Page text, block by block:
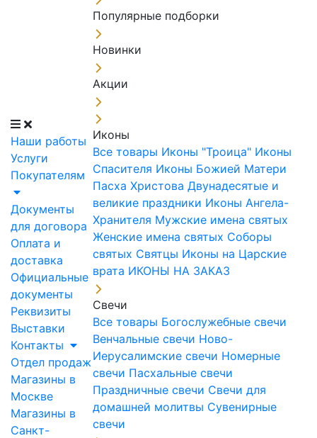
Наши работы
Услуги
Покупателям
Документы
для договора
Оплата и
доставка
Официальные
документы
Реквизиты
Выставки
Контакты
Отдел продаж
Магазины в
Москве
Магазины в
Санкт-
Популярные подборки
Новинки
Акции
Иконы
Все товары Иконы "Троица" Иконы
Спасителя Иконы Божией Матери
Пасха Христова Двунадесятые и
великие праздники Иконы Ангела-
Хранителя Мужские имена святых
Женские имена святых Соборы
святых Святцы Иконы на Царские
врата ИКОНЫ НА ЗАКАЗ
Свечи
Все товары Богослужебные свечи
Венчальные свечи Ново-
Иерусалимские свечи Номерные
свечи Пасхальные свечи
Праздничные свечи Свечи для
домашней молитвы Сувенирные
свечи